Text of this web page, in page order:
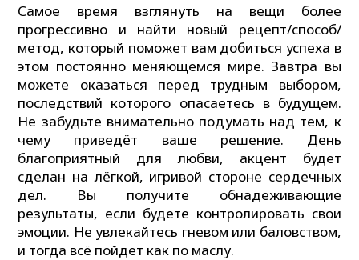
Самое время взглянуть на вещи более
прогрессивно и найти новый рецепт/способ/
метод, который поможет вам добиться успеха в
этом постоянно меняющемся мире. Завтра вы
можете оказаться перед трудным выбором,
последствий которого опасаетесь в будущем.
Не забудьте внимательно подумать над тем, к
чему приведёт ваше решение. День
благоприятный для любви, акцент будет
сделан на лёгкой, игривой стороне сердечных
дел. Вы получите обнадеживающие
результаты, если будете контролировать свои
эмоции. Не увлекайтесь гневом или баловством,
и тогда всё пойдет как по маслу.